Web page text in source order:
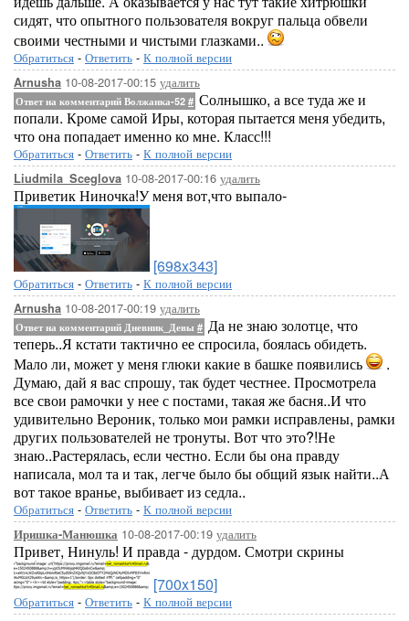
сидят, что опытного пользователя вокруг пальца обвели
своими честными и чистыми глазками..
Обратиться - Ответить - К полной версии
Arnusha 10-08-2017-00:15 удалить
Ответ на комментарий Волжанка-52 # Солнышко, а все туда же и
попали. Кроме самой Иры, которая пытается меня убедить,
что она попадает именно ко мне. Класс!!!
Обратиться - Ответить - К полной версии
Liudmila_Sceglova 10-08-2017-00:16 удалить
Приветик Ниночка!У меня вот,что выпало-
[698x343]
Обратиться - Ответить - К полной версии
Arnusha 10-08-2017-00:19 удалить
Ответ на комментарий Дневник_Девы # Да не знаю золотце, что
теперь..Я кстати тактично ее спросила, боялась обидеть.
Мало ли, может у меня глюки какие в башке появились
.
Думаю, дай я вас спрошу, так будет честнее. Просмотрела
все свои рамочки у нее с постами, такая же басня..И что
удивительно Вероник, только мои рамки исправлены, рамки
других пользователей не тронуты. Вот что это?!Не
знаю..Растерялась, если честно. Если бы она правду
написала, мол та и так, легче было бы общий язык найти..А
вот такое вранье, выбивает из седла..
Обратиться - Ответить - К полной версии
Иришка-Манюшка 10-08-2017-00:19 удалить
Привет, Нинуль! И правда - дурдом. Смотри скрины
[700x150]
Обратиться - Ответить - К полной версии